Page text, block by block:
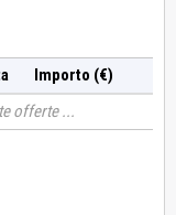
Importo (€)
offerte